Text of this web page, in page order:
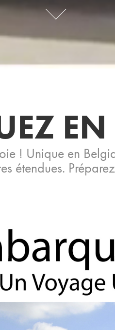
EN
! Unique en
étendues.